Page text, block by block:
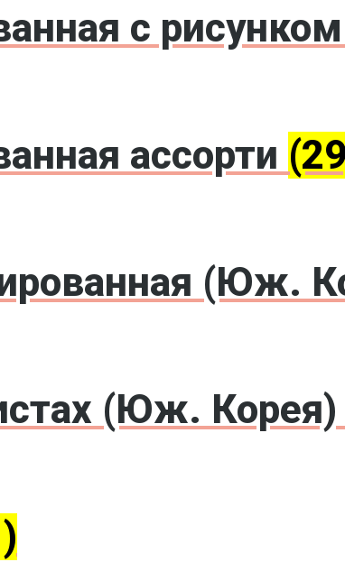
с рисунком
ассорти
(Юж.
(Юж. Корея)